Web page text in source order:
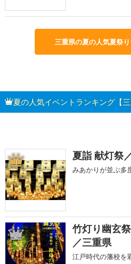
三重県の夏の人気夏祭
夏の人気イベントランキング【三
1 夏詣 献灯祭
みあかりが並ぶ多
2
竹灯り幽玄
／三重県
江戸時代の藩校を